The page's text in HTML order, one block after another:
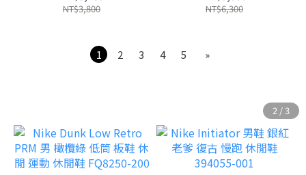
NT$3,800
400
NT$6,300
1 2 3 4 5 »